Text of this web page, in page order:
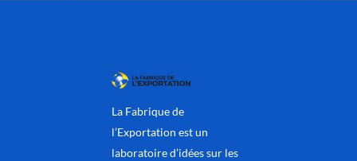
La Fabrique de
l’Exportation est un
laboratoire d’idées sur les